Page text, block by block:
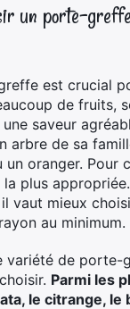
un porte-
est crucial
de fruits,
saveur
arbre de sa
un oranger. Pour
plus
vaut mieux
au minimum.
variété de porte-
Parmi les
le citrange, le